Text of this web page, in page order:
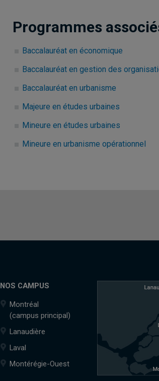
Programmes
Baccalauréat en économique
Baccalauréat en gestion des
Baccalauréat en urbanisme
Majeure en études urbaines
Mineure en études urbaines
Mineure en urbanisme opérationnel
NOS CAMPUS
Montréal
(campus principal)
Lanaudière
Laval
Montérégie-Ouest